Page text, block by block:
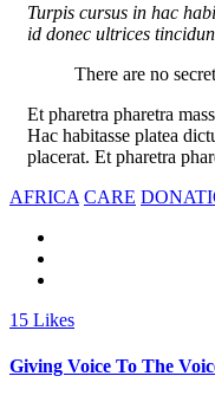
Turpis cursus in hac
id donec ultrices
There are no
Et pharetra pharetra
Hac habitasse platea
placerat. Et pharetra
AFRICA CARE
15 Likes
Giving Voice To The